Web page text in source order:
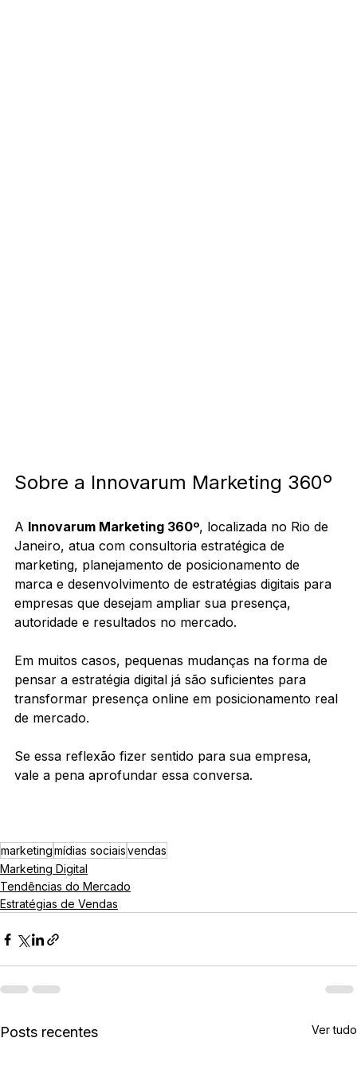
Sobre a Innovarum Marketing 360º
A Innovarum Marketing 360º, localizada no Rio de
Janeiro, atua com consultoria estratégica de
marketing, planejamento de posicionamento de
marca e desenvolvimento de estratégias digitais para
empresas que desejam ampliar sua presença,
autoridade e resultados no mercado.
Em muitos casos, pequenas mudanças na forma de
pensar a estratégia digital já são suficientes para
transformar presença online em posicionamento real
de mercado.
Se essa reflexão fizer sentido para sua empresa,
vale a pena aprofundar essa conversa.
marketingmídias sociaisvendas
Marketing Digital
Tendências do Mercado
Estratégias de Vendas
Posts recentes Ver tudo